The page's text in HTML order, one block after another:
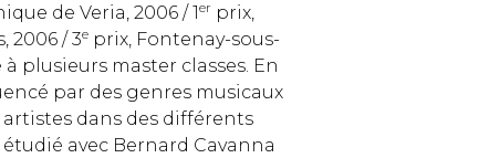
de Veria, 2006 / 1er prix,
2006 / 3e prix, Fontenay-sous-
plusieurs master classes. En
par des genres musicaux
artistes dans des différents
avec Bernard Cavanna